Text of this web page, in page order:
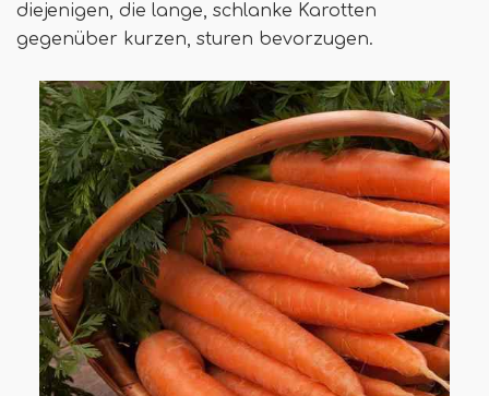
diejenigen, die lange, schlanke Karotten
gegenüber kurzen, sturen bevorzugen.